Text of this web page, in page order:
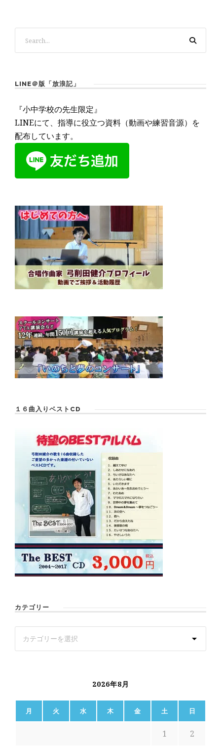
LINE＠版「放浪記」
『小中学校の先生限定』
LINEにて、指導に役立つ資料（動画や練習音源）を
配布しています。
１６曲入りベストCD
カテゴリー
2026年8月
月 火 水 木 金 土 日
1 2